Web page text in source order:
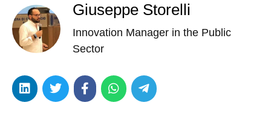
Giuseppe Storelli
Innovation Manager in the Public
Sector